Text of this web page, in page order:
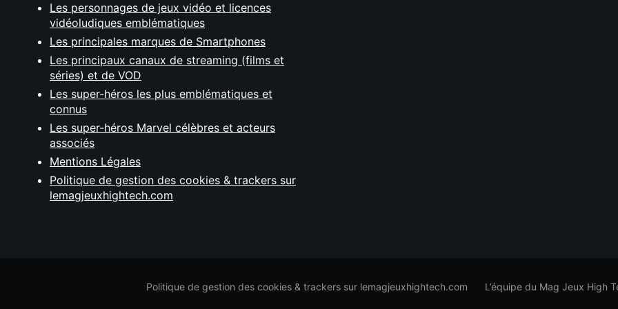
Les personnages de jeux vidéo et licences
vidéoludiques emblématiques
Les principales marques de Smartphones
Les principaux canaux de streaming (films et
séries) et de VOD
Les super-héros les plus emblématiques et
connus
Les super-héros Marvel célèbres et acteurs
associés
Mentions Légales
Politique de gestion des cookies & trackers sur
lemagjeuxhightech.com
Politique de gestion des cookies & trackers sur lemagjeuxhightech.com L’équipe du Mag Jeux High